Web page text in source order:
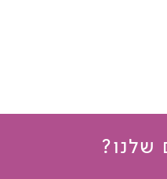
שלנו?